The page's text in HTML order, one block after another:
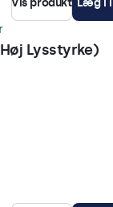
Vis produkt Læg i
Lysstyrke)